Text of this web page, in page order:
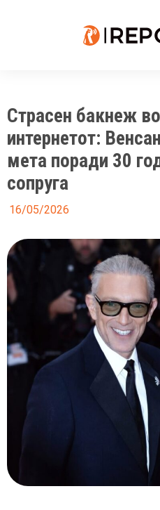
Страсен бакнеж
интернетот:
мета поради 30
сопруга
16/05/2026